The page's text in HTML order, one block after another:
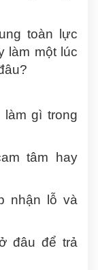
toàn lực
làm một lúc
gì trong
tâm hay
nhận lỗ và
đâu để trả